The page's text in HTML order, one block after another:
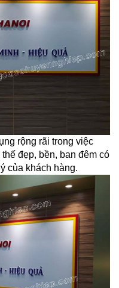
rộng rãi trong việc
đẹp, bền, ban đêm có
của khách hàng.